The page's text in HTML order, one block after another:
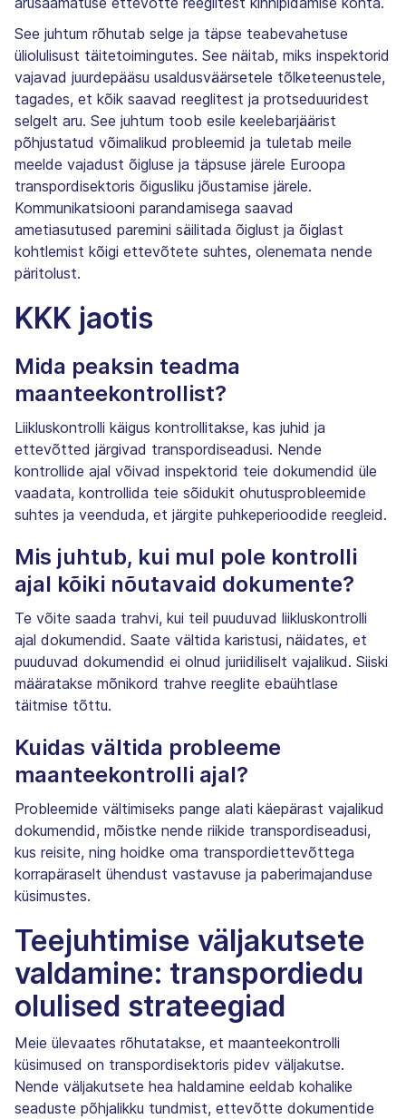
See juhtum rõhutab selge ja täpse teabevahetuse
üliolulisust täitetoimingutes. See näitab, miks inspektorid
vajavad juurdepääsu usaldusväärsetele tõlketeenustele,
tagades, et kõik saavad reeglitest ja protseduuridest
selgelt aru. See juhtum toob esile keelebarjäärist
põhjustatud võimalikud probleemid ja tuletab meile
meelde vajadust õigluse ja täpsuse järele Euroopa
transpordisektoris õigusliku jõustamise järele.
Kommunikatsiooni parandamisega saavad
ametiasutused paremini säilitada õiglust ja õiglast
kohtlemist kõigi ettevõtete suhtes, olenemata nende
päritolust.
KKK jaotis
Mida peaksin teadma
maanteekontrollist?
Liikluskontrolli käigus kontrollitakse, kas juhid ja
ettevõtted järgivad transpordiseadusi. Nende
kontrollide ajal võivad inspektorid teie dokumendid üle
vaadata, kontrollida teie sõidukit ohutusprobleemide
suhtes ja veenduda, et järgite puhkeperioodide reegleid.
Mis juhtub, kui mul pole kontrolli
ajal kõiki nõutavaid dokumente?
Te võite saada trahvi, kui teil puuduvad liikluskontrolli
ajal dokumendid. Saate vältida karistusi, näidates, et
puuduvad dokumendid ei olnud juriidiliselt vajalikud. Siiski
määratakse mõnikord trahve reeglite ebaühtlase
täitmise tõttu.
Kuidas vältida probleeme
maanteekontrolli ajal?
Probleemide vältimiseks pange alati käepärast vajalikud
dokumendid, mõistke nende riikide transpordiseadusi,
kus reisite, ning hoidke oma transpordiettevõttega
korrapäraselt ühendust vastavuse ja paberimajanduse
küsimustes.
Teejuhtimise väljakutsete
valdamine: transpordiedu
olulised strateegiad
Meie ülevaates rõhutatakse, et maanteekontrolli
küsimused on transpordisektoris pidev väljakutse.
Nende väljakutsete hea haldamine eeldab kohalike
seaduste põhjalikku tundmist, ettevõtte dokumentide